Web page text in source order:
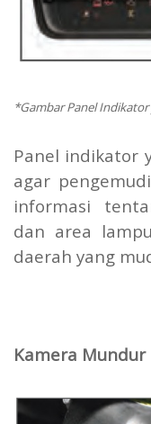
*Gambar Panel Indikator
Panel indikator
agar
informasi
dan area
daerah yang
Kamera Mundur